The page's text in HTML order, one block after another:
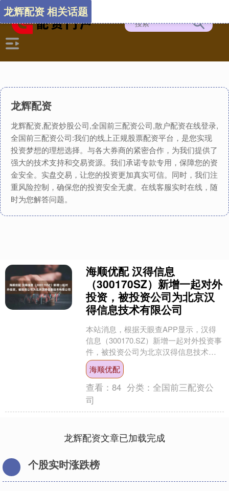
龙辉配资
龙辉配资,配资炒股公司,全国前三配资公司,散户配资在线登录,
全国前三配资公司:我们的线上正规股票配资平台，是您实现
投资梦想的理想选择。与各大券商的紧密合作，为我们提供了
强大的技术支持和交易资源。我们承诺专款专用，保障您的资
金安全。实盘交易，让您的投资更加真实可信。同时，我们注
重风险控制，确保您的投资安全无虞。在线客服实时在线，随
时为您解答问题。
龙辉配资 相关话题
海顺优配 汉得信息
（300170SZ）新增一起对外
投资，被投资公司为北京汉
得信息技术有限公司
本站消息，根据天眼查APP显示，汉得
信息（300170.SZ）新增一起对外投资事
件，被投资公司为北京汉得信息技术有
限公司，法定代表人代鹏，投资占比为
100%。该....
海顺优配
查看：84 分类：全国前三配资公
司
龙辉配资文章已加载完成
个股实时涨跌榜